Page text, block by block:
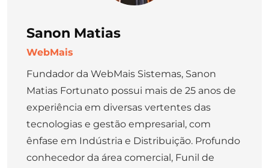
Sanon Matias
WebMais
Fundador da WebMais Sistemas, Sanon
Matias Fortunato possui mais de 25 anos de
experiência em diversas vertentes das
tecnologias e gestão empresarial, com
ênfase em Indústria e Distribuição. Profundo
conhecedor da área comercial, Funil de